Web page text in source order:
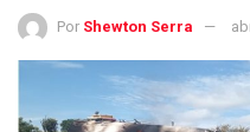
Por Shewton Serra